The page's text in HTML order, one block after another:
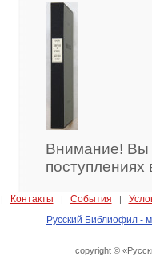
Внимание! Вы
| Контакты | События |
Русский Библиофил -
copyright ©